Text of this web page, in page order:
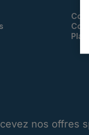
nos offres